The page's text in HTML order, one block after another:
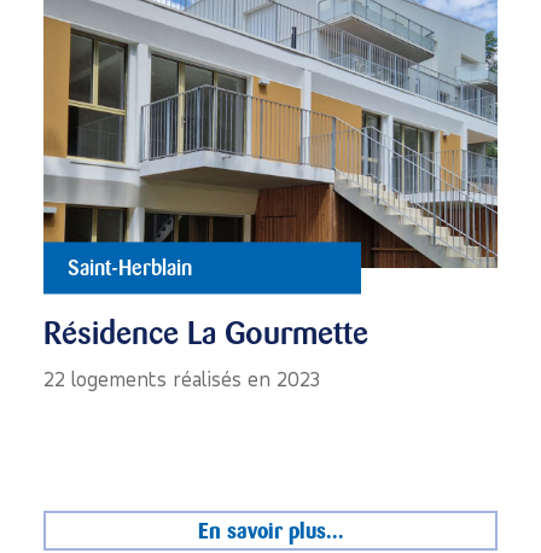
Saint-Herblain
Résidence La Gourmette
22 logements réalisés en 2023
En savoir plus...